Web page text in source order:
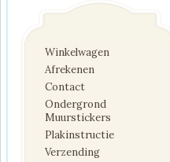
Winkelwagen
Afrekenen
Contact
Ondergrond
Muurstickers
Plakinstructie
Verzending